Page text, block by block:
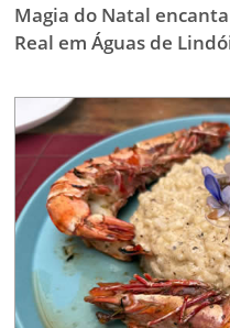
Magia do Natal
Real em Águas de